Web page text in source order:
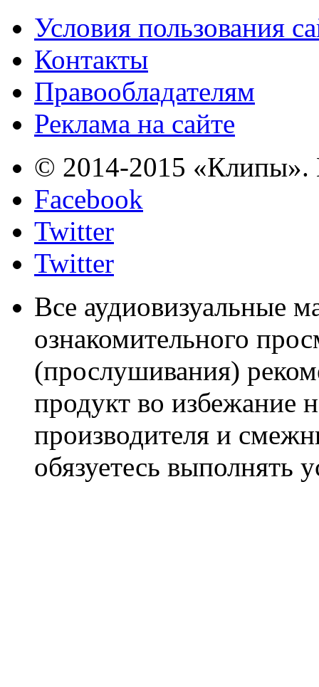
Условия пользования
Контакты
Правообладателям
Реклама на сайте
© 2014-2015 «Клипы».
Facebook
Twitter
Twitter
Все аудиовизуальные
ознакомительного
(прослушивания)
продукт во избежание
производителя и
обязуетесь выполнять